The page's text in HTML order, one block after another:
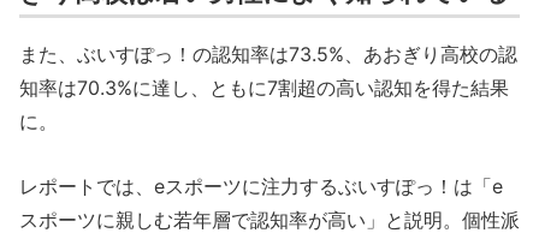
また、ぶいすぽっ！の認知率は73.5%、あおぎり高校の認
知率は70.3%に達し、ともに7割超の高い認知を得た結果
に。
レポートでは、eスポーツに注力するぶいすぽっ！は「e
スポーツに親しむ若年層で認知率が高い」と説明。個性派